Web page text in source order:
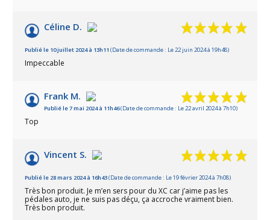
Céline D.
Publié le 10 juillet 2024 à 13h11(Date de commande : Le 22 juin 2024 à 19h48)
Impeccable
Frank M.
Publié le 7 mai 2024 à 11h46(Date de commande : Le 22 avril 2024 à 7h10)
Top
Vincent S.
Publié le 28 mars 2024 à 16h43(Date de commande : Le 19 février 2024 à 7h08)
Très bon produit. Je m’en sers pour du XC car j’aime pas les
pédales auto, je ne suis pas déçu, ça accroche vraiment bien.
Très bon produit.